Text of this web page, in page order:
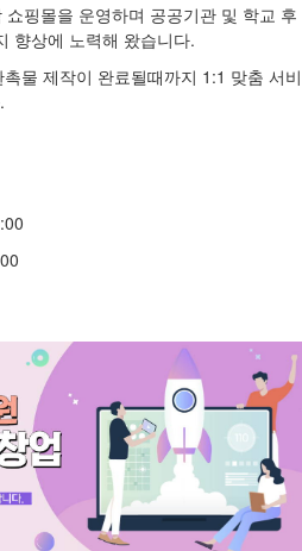
핑몰을 운영하며 공공기관 및 학교 후
향상에 노력해 왔습니다.
물 제작이 완료될때까지 1:1 맞춤 서비